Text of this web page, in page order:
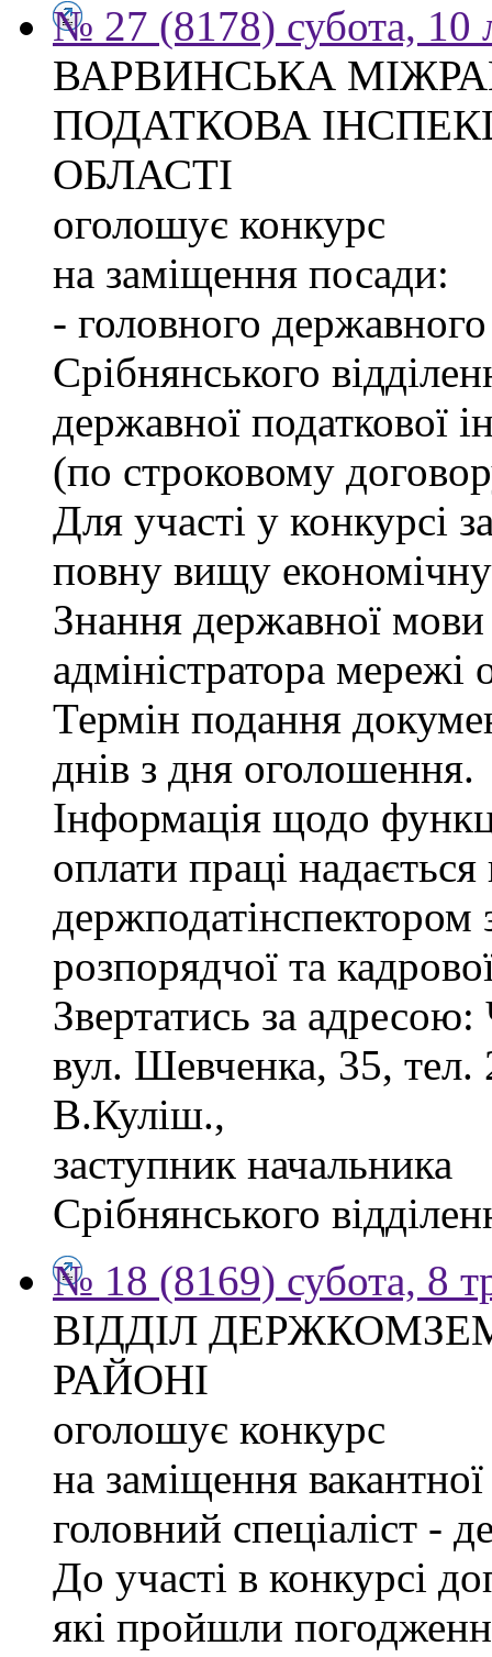
№ 27 (8178) субота, 10
ВАРВИНСЬКА
ПОДАТКОВА
ОБЛАСТІ
оголошує конкурс
на заміщення посади:
- головного
Срібнянського
державної податкової
(по строковому
Для участі у конкурсі
повну вищу економічну
Знання державної
адміністратора мережі
Термін подання
днів з дня оголошення.
Інформація щодо
оплати праці
держподатінспектором
розпорядчої та
Звертатись за адресою:
вул. Шевченка, 35,
В.Куліш.,
заступник начальника
Срібнянського
№ 18 (8169) субота, 8
ВІДДІЛ
РАЙОНІ
оголошує конкурс
на заміщення вакантної
головний спеціаліст -
До участі в конкурсі
які пройшли